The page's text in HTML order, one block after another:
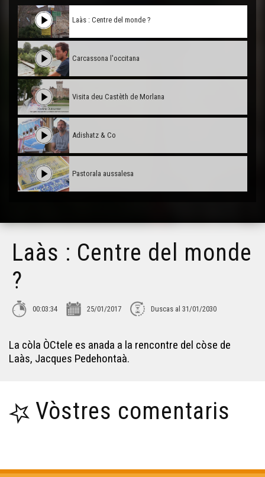
Laàs : Centre del monde ?
Carcassona l'occitana
Visita deu Castèth de Morlana
Adishatz & Co
Pastorala aussalesa
Sent Merd, petita comuna rurau
La fabrica d'acordeons de Maugein
Laàs : Centre del monde
?
00:03:34 25/01/2017 Duscas al 31/01/2030
La còla ÒCtele es anada a la rencontre del còse de
Laàs, Jacques Pedehontaà.
Vòstres comentaris